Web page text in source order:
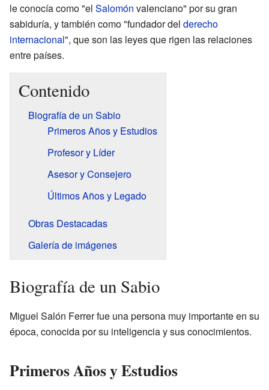
le conocía como "el Salomón valenciano" por su gran
sabiduría, y también como "fundador del derecho
internacional", que son las leyes que rigen las relaciones
entre países.
Contenido
Biografía de un Sabio
Primeros Años y Estudios
Profesor y Líder
Asesor y Consejero
Últimos Años y Legado
Obras Destacadas
Galería de imágenes
Biografía de un Sabio
Miguel Salón Ferrer fue una persona muy importante en su
época, conocida por su inteligencia y sus conocimientos.
Primeros Años y Estudios